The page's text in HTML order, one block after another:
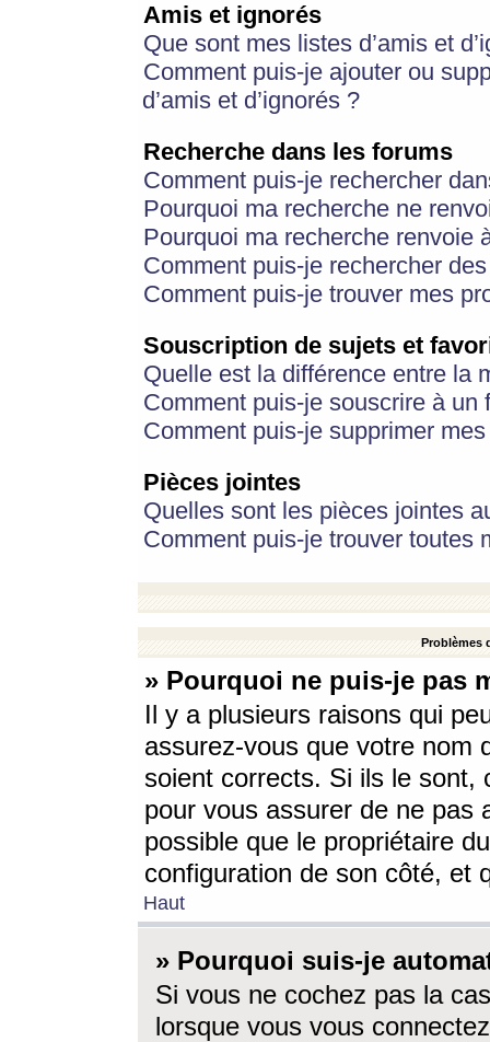
Amis et ignorés
Que sont mes listes d’amis et
Comment puis-je ajouter ou
d’amis et d’ignorés ?
Recherche dans les forums
Comment puis-je rechercher
Pourquoi ma recherche ne
Pourquoi ma recherche renvoie
Comment puis-je rechercher
Comment puis-je trouver mes
Souscription de sujets et
Quelle est la différence entre la
Comment puis-je souscrire à
Comment puis-je supprimer
Pièces jointes
Quelles sont les pièces jointes
Comment puis-je trouver toutes
Problèmes
» Pourquoi ne puis-je pas
Il y a plusieurs raisons qui
assurez-vous que votre nom
soient corrects. Si ils le sont,
pour vous assurer de ne pas
possible que le propriétaire
configuration de son côté, et
Haut
» Pourquoi suis-je
Si vous ne cochez pas la
lorsque vous vous